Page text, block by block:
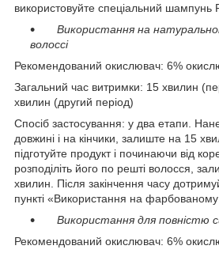
використовуйте спеціальний шампунь
Використання на
волоссі
Рекомендований окислювач: 6%
Загальний час витримки: 15 хвилин
хвилин (другий період)
Спосіб застосування: у два етапи.
довжині і на кінчики, залиште на 15
підготуйте продукт і починаючи від
розподіліть його по решті волосся,
хвилин. Після закінчення часу
пункті «Використання на фарбованому
Використання для повністю
Рекомендований окислювач: 6%